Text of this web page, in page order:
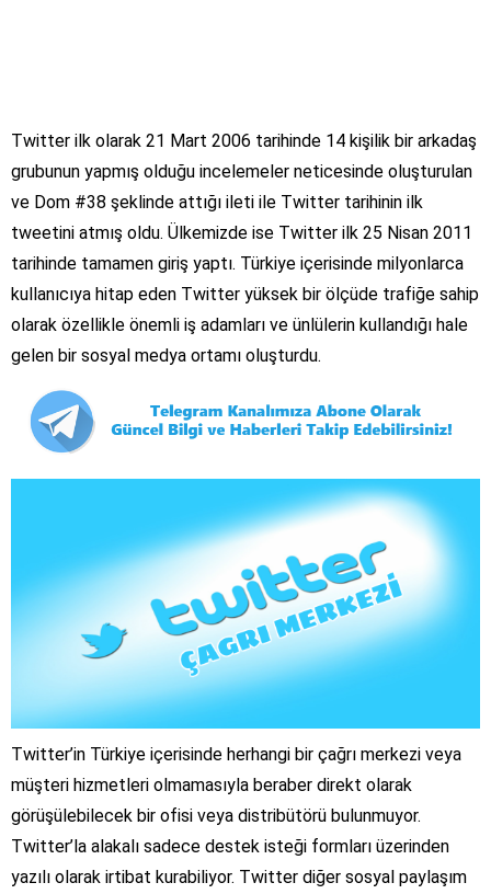
Twitter ilk olarak 21 Mart 2006 tarihinde 14 kişilik bir arkadaş
grubunun yapmış olduğu incelemeler neticesinde oluşturulan
ve Dom #38 şeklinde attığı ileti ile Twitter tarihinin ilk
tweetini atmış oldu. Ülkemizde ise Twitter ilk 25 Nisan 2011
tarihinde tamamen giriş yaptı. Türkiye içerisinde milyonlarca
kullanıcıya hitap eden Twitter yüksek bir ölçüde trafiğe sahip
olarak özellikle önemli iş adamları ve ünlülerin kullandığı hale
gelen bir sosyal medya ortamı oluşturdu.
Twitter’in Türkiye içerisinde herhangi bir çağrı merkezi veya
müşteri hizmetleri olmamasıyla beraber direkt olarak
görüşülebilecek bir ofisi veya distribütörü bulunmuyor.
Twitter’la alakalı sadece destek isteği formları üzerinden
yazılı olarak irtibat kurabiliyor. Twitter diğer sosyal paylaşım